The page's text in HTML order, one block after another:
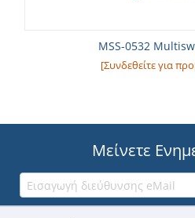
MSS-0532
[Συνδεθείτε για
Μείνετε